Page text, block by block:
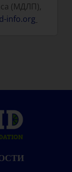
(МДЛП),
info.org